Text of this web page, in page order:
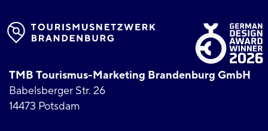
TMB Tourismus-Marketing Brandenburg GmbH
Babelsberger Str. 26
14473 Potsdam